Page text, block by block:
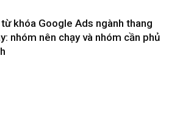
khóa Google Ads ngành thang
nhóm nên chạy và nhóm cần phủ